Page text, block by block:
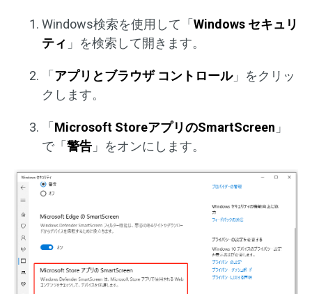
Windows検索を使用して「 Windows セキュリ
ティ 」を検索して開きます。
「 アプリとブラウザ コントロール」をクリッ
クします。
「 Microsoft StoreアプリのSmartScreen 」
で「 警告 」をオンにします。